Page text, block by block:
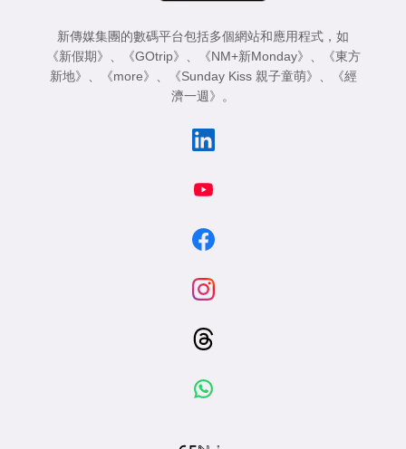
新傳媒集團的數碼平台包括多個網站和應用程式，如
《新假期》 、 《GOtrip》 、 《NM+新Monday》 、
《東方
新地》 、 《more》 、 《Sunday Kiss 親子童萌》 、
《經
濟一週》 。